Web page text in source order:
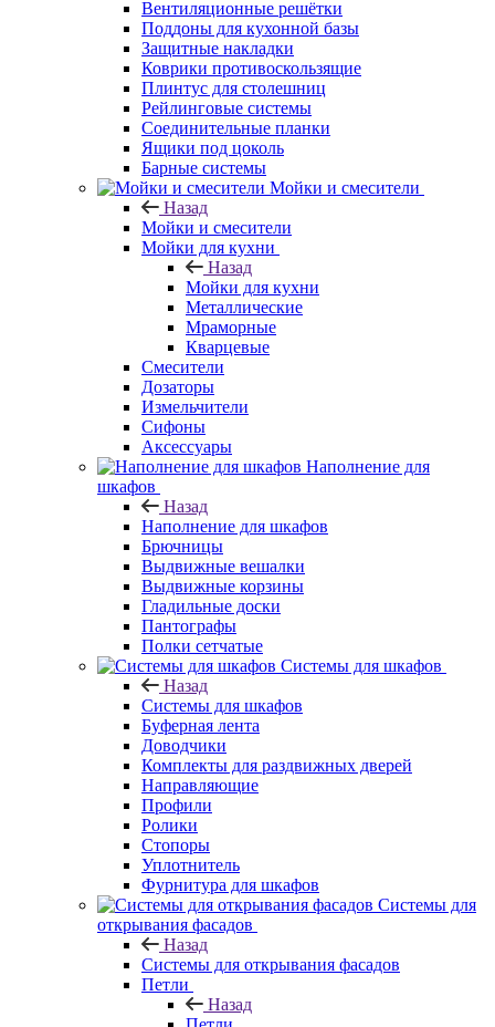
Вентиляционные решётки
Поддоны для кухонной базы
Защитные накладки
Коврики противоскользящие
Плинтус для столешниц
Рейлинговые системы
Соединительные планки
Ящики под цоколь
Барные системы
Мойки и смесители
Назад
Мойки и смесители
Мойки для кухни
Назад
Мойки для кухни
Металлические
Мраморные
Кварцевые
Смесители
Дозаторы
Измельчители
Сифоны
Аксессуары
Наполнение для
шкафов
Назад
Наполнение для шкафов
Брючницы
Выдвижные вешалки
Выдвижные корзины
Гладильные доски
Пантографы
Полки сетчатые
Системы для шкафов
Назад
Системы для шкафов
Буферная лента
Доводчики
Комплекты для раздвижных дверей
Направляющие
Профили
Ролики
Стопоры
Уплотнитель
Фурнитура для шкафов
Системы для
открывания фасадов
Назад
Системы для открывания фасадов
Петли
Назад